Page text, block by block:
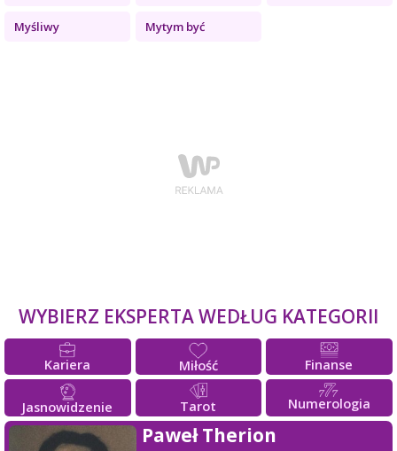
Myśliwy Mytym być
WYBIERZ EKSPERTA WEDŁUG KATEGORII
Kariera Miłość Finanse
Jasnowidzenie Tarot Numerologia
Paweł Therion